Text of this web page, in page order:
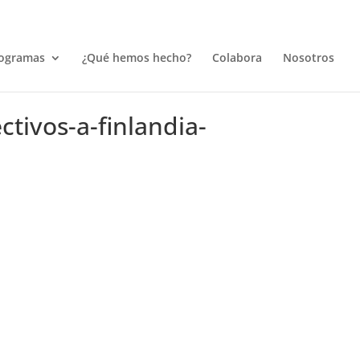
¿Qué hemos hecho? Colabora Nosotros
a-finlandia-